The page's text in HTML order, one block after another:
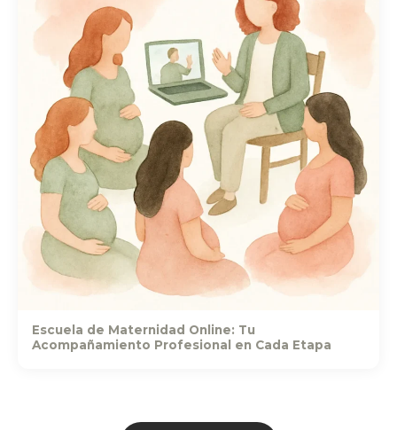
Escuela de Maternidad Online: Tu
Acompañamiento Profesional en Cada Etapa